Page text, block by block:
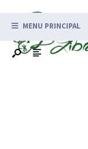
MENU PRINCIPAL